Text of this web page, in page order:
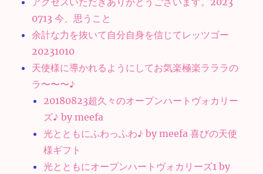
0713 今、思うこと
余計な力を抜いて自分自身を信じてレッツゴー
20231010
天使様に導かれるようにしてお気楽極楽ラララの
ラ〜〜〜♪
20180823超久々のオープンハートヴォカリー
ズ♪ by meefa
光とともにふわっふわ♪ by meefa 喜びの天使
様ギフト
光とともにオープンハートヴォカリーズ1 by